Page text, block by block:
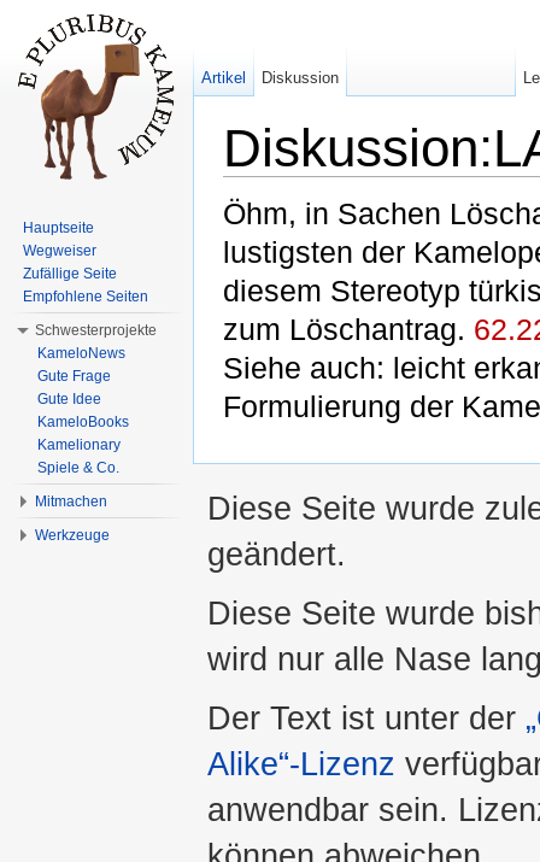
Öhm, in Sachen
lustigsten der
diesem Stereotyp
zum Löschantrag.
Siehe auch: leicht
Formulierung der
Artikel Diskussion
Hauptseite
Wegweiser
Zufällige Seite
Empfohlene Seiten
Schwesterprojekte
KameloNews
Gute Frage
Gute Idee
KameloBooks
Kamelionary
Spiele & Co.
Mitmachen
Werkzeuge
Diese Seite wurde
geändert.
Diese Seite wurde
wird nur alle Nase
Der Text ist unter der
Alike“-Lizenz
anwendbar sein.